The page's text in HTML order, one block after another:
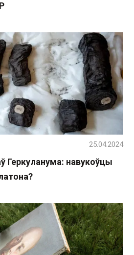
Геркуланума: навукоўцы
25.04.2024